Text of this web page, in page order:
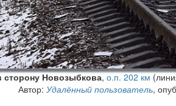
сторону Новозыбкова,о.п. 202 км
Автор: Удалённый пользователь,